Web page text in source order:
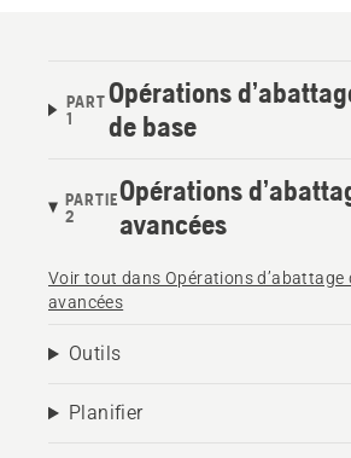
PART
1
Opérations
de base
PARTIE
2
Opérations
avancées
Voir tout dans Opérations d’abattage
avancées
Outils
Planifier